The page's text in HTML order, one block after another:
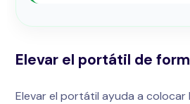
Elevar el portátil de
Elevar el portátil ayuda a colocar